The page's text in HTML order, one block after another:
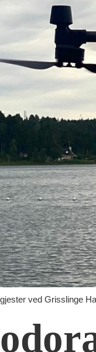
ved Grisslinge